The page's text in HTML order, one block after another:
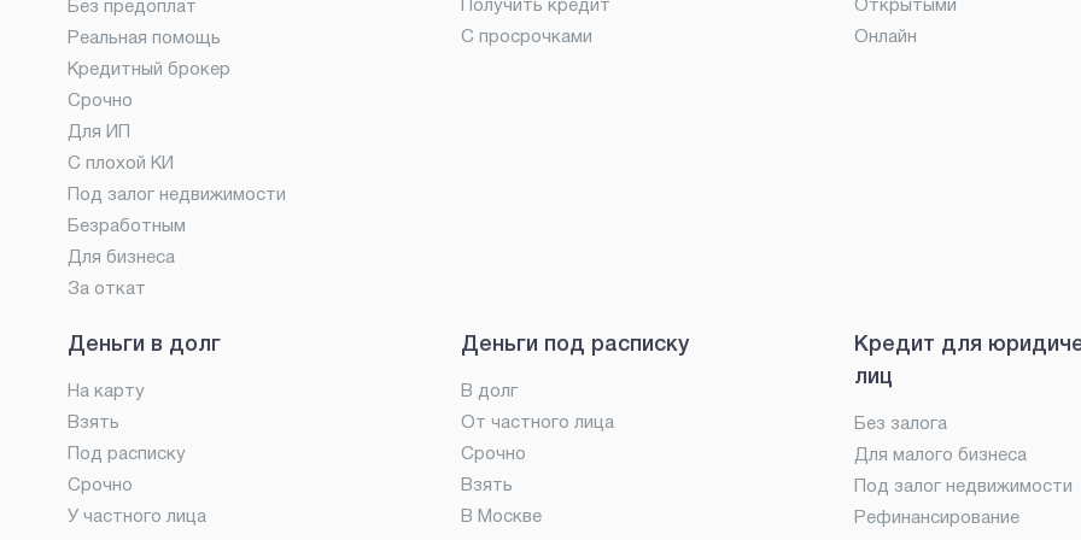
Без предоплат
Реальная помощь
Кредитный брокер
Срочно
Для ИП
С плохой КИ
Под залог недвижимости
Безработным
Для бизнеса
За откат
Получить кредит
С просрочками
Открытыми
Онлайн
Деньги в долг
На карту
Взять
Под расписку
Срочно
У частного лица
Деньги под расписку
В долг
От частного лица
Срочно
Взять
В Москве
Кредит для
лиц
Без залога
Для малого бизнеса
Под залог недвижимости
Рефинансирование